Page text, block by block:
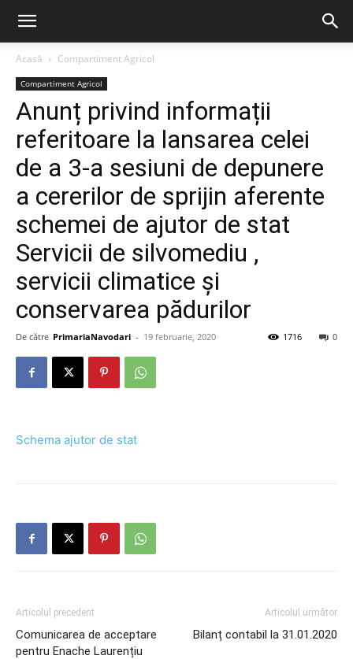
Acasă Compartiment Agricol
Compartiment Agricol
Anunț privind informații
referitoare la lansarea celei
de a 3-a sesiuni de depunere
a cererilor de sprijin aferente
schemei de ajutor de stat
Servicii de silvomediu ,
servicii climatice și
conservarea pădurilor
De către PrimariaNavodari - 19 februarie, 2020 0
1716
Schema ajutor de stat
Articolul precedent
Comunicarea de acceptare
pentru Enache Laurențiu
Articolul următor
Bilanț contabil la 31.01.2020